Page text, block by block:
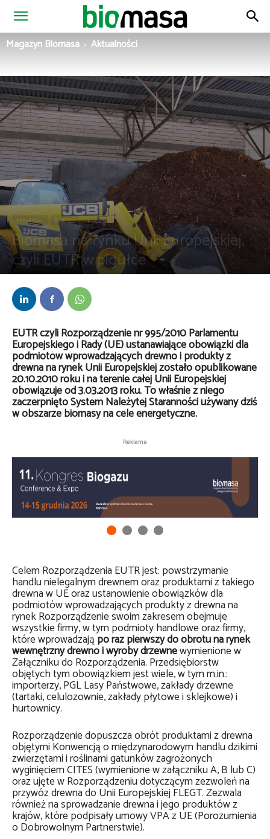
Magazyn
Magazyn Biomasa Aktualności
Aktualności Biomasa
Biomasa na rynku Unii Europejskiej,
czyli EUTR w pigułce
EUTR czyli Rozporządzenie nr 995/2010 Parlamentu
Europejskiego i Rady (UE) ustanawiające obowiązki dla
podmiotów wprowadzających drewno i produkty z
drewna na rynek Unii Europejskiej zostało opublikowane
20.10.2010 roku i na terenie całej Unii Europejskiej
obowiązuje od 3.03.2013 roku. To właśnie z niego
zaczerpnięto System Należytej Staranności używany dziś
w obszarze biomasy na cele energetyczne.
Reklama
Celem Rozporządzenia EUTR jest: powstrzymanie
handlu nielegalnym drewnem oraz produktami z takiego
drewna w UE oraz ustanowienie obowiązków dla
podmiotów wprowadzających produkty z drewna na
rynek Rozporządzenie swoim zakresem obejmuje
wszystkie firmy, w tym podmioty handlowe oraz firmy,
które wprowadzająpo raz pierwszy do obrotu na rynek
wewnętrzny drewno i wyroby drzewnewymienione w
Załączniku do Rozporządzenia. Przedsiębiorstw
objętych tym obowiązkiem jest wiele, w tym m.in.:
importerzy, PGL Lasy Państwowe, zakłady drzewne
(tartaki, celulozownie, zakłady płytowe i sklejkowe) i
hurtownicy.
Rozporządzenie dopuszcza obrót produktami z drewna
objętymi Konwencją o międzynarodowym handlu dzikimi
zwierzętami i roślinami gatunków zagrożonych
wyginięciem CITES (wymienione w załączniku A, B lub C)
oraz ujęte w Rozporządzeniu dotyczącym zezwoleń na
przywóz drewna do Unii Europejskiej FLEGT. Zezwala
również na sprowadzanie drewna i jego produktów z
krajów, które podpisały umowy VPA z UE (Porozumienia
o Dobrowolnym Partnerstwie).